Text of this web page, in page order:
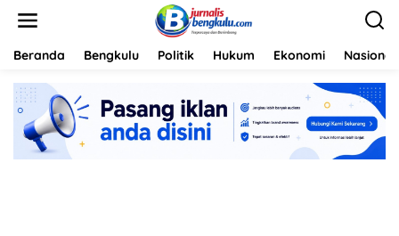
Beranda Bengkulu Politik Hukum Ekonomi Nasional